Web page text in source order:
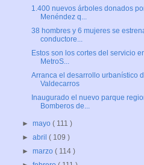
1.400 nuevos árboles donados
Menéndez q...
38 hombres y 6 mujeres se
conductore...
Estos son los cortes del servicio
MetroS...
Arranca el desarrollo urbanístico
Valdecarros
Inaugurado el nuevo parque
Bomberos de...
►mayo( 111 )
►abril( 109 )
►marzo( 114 )